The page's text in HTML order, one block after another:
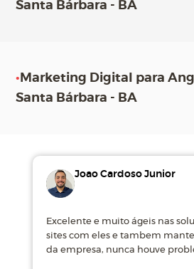
Santa Bárbara - BA
• Marketing Digital para
Santa Bárbara - BA
Joao Cardoso Junior
Excelente e muito ágeis nas
sites com eles e tambem
da empresa, nunca houve